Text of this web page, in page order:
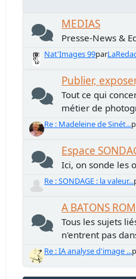
MEDIAS
Presse-News &
Nat'Images 99par
Publier,
Tout ce qui
métier de
Re : Madeleine de Sinét...
Espace
Ici, on sonde les
Re : SONDAGE : la valeur...
A BATONS
Tous les sujets
n'entrent pas
Re : IA analyse d'image ...